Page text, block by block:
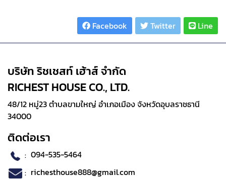
Facebook Twitter Line
บริษัท ริชเชสท์ เฮ้าส์ จำกัด
RICHEST HOUSE CO., LTD.
48/12 หมู่23 ตำบลขามใหญ่ อำเภอเมือง จังหวัดอุบลราชธานี
34000
ติดต่อเรา
: 094-535-5464
: richesthouse888@gmail.com